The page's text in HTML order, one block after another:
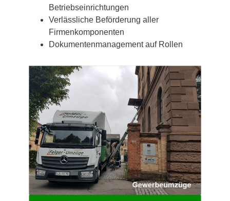
Betriebseinrichtungen
Verlässliche Beförderung aller
Firmenkomponenten
Dokumentenmanagement auf Rollen